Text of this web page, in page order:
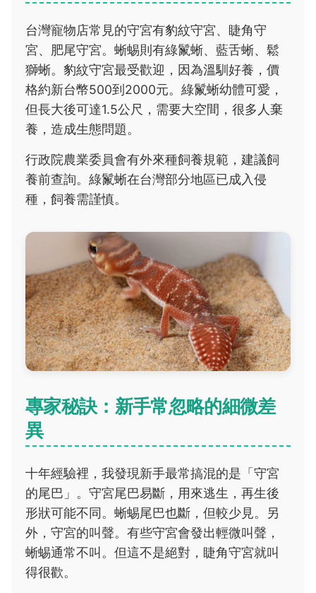
台灣寵物店常見的守宮有豹紋守宮、睫角守
宮、肥尾守宮。蜥蜴則有綠鬣蜥、藍舌蜥、鬆
獅蜥。豹紋守宮最受歡迎，因為溫馴好養，價
格約新台幣500到2000元。綠鬣蜥幼體可愛，
但長大後可達1.5公尺，需要大空間，很多人棄
養，造成生態問題。
行政院農業委員會有外來種飼養規範，建議飼
養前查詢。綠鬣蜥在台灣部分地區已成入侵
種，飼養需謹慎。
專家秘訣：新手常忽略的細微差
異
十年經驗裡，我發現新手最常搞混的是「守宮
的尾巴」。守宮尾巴易斷，用來逃生，再生後
形狀可能不同。蜥蜴尾巴也斷，但較少見。另
外，守宮的叫聲。有些守宮會發出輕微叫聲，
蜥蜴通常不叫。但這不是絕對，睫角守宮就叫
得很歡。